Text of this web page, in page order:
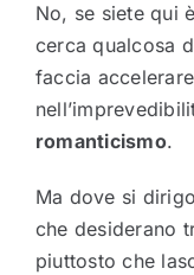
No, se siete qui
cerca qualcosa
faccia
romanticismo.
Ma dove si
che desiderano
piuttosto che